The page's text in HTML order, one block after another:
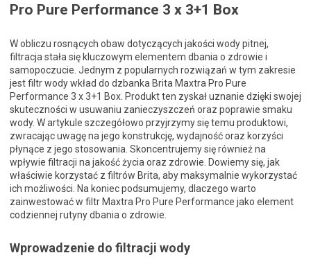
Pro Pure Performance 3 x 3+1 Box
W obliczu rosnących obaw dotyczących jakości wody pitnej,
filtracja stała się kluczowym elementem dbania o zdrowie i
samopoczucie. Jednym z popularnych rozwiązań w tym zakresie
jest filtr wody wkład do dzbanka Brita Maxtra Pro Pure
Performance 3 x 3+1 Box. Produkt ten zyskał uznanie dzięki swojej
skuteczności w usuwaniu zanieczyszczeń oraz poprawie smaku
wody. W artykule szczegółowo przyjrzymy się temu produktowi,
zwracając uwagę na jego konstrukcję, wydajność oraz korzyści
płynące z jego stosowania. Skoncentrujemy się również na
wpływie filtracji na jakość życia oraz zdrowie. Dowiemy się, jak
właściwie korzystać z filtrów Brita, aby maksymalnie wykorzystać
ich możliwości. Na koniec podsumujemy, dlaczego warto
zainwestować w filtr Maxtra Pro Pure Performance jako element
codziennej rutyny dbania o zdrowie.
Wprowadzenie do filtracji wody